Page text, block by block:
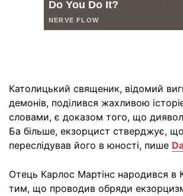
Католицький священик, відомий
демонів, поділився жахливою
словами, є доказом того, що диявол
Ба більше, екзорцист стверджує,
переслідував його в юності, пише
Отець Карлос Мартінс народився в
тим, що проводив обряди